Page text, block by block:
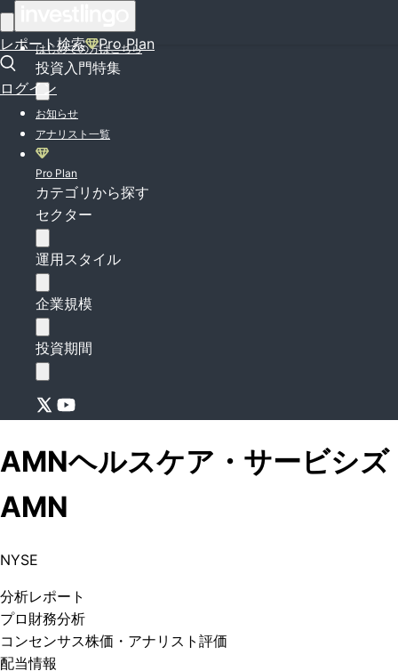
レポート検索 Pro Plan
ログイン
はじめての方はこちら
投資入門特集
お知らせ
アナリスト一覧
Pro Plan
カテゴリから探す
セクター
運用スタイル
企業規模
投資期間
AMNヘルスケア・サービシズ
AMN
NYSE
分析レポート
プロ 財務分析
コンセンサス株価 ・アナリスト評価
配当情報